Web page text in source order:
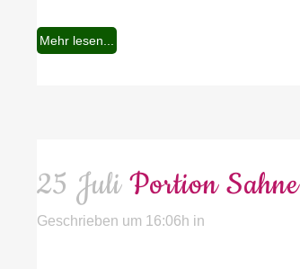
Mehr lesen...
25 Juli Portion Sahne
Geschrieben um 16:06h in